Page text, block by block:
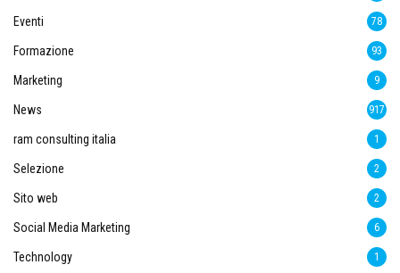
Eventi 78
Formazione 93
Marketing 9
News 917
ram consulting italia 1
Selezione 2
Sito web 2
Social Media Marketing 6
Technology 1